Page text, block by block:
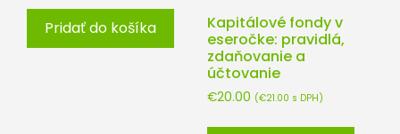
Pridať do košíka
Kapitálové fondy v
eseročke: pravidlá,
zdaňovanie a
účtovanie
€20.00 (€21.00 s DPH)